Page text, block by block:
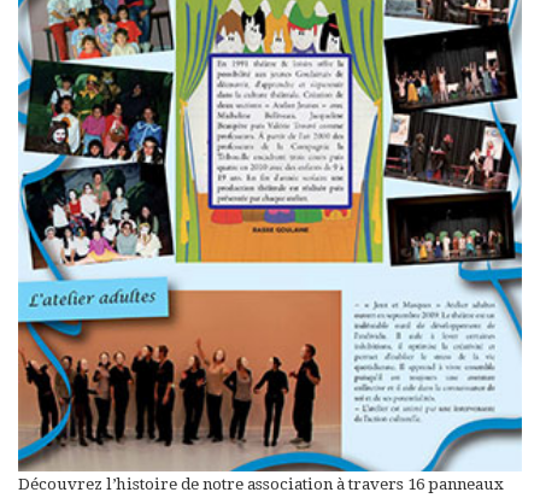
Découvrez l’histoire de notre association à travers 16 panneaux